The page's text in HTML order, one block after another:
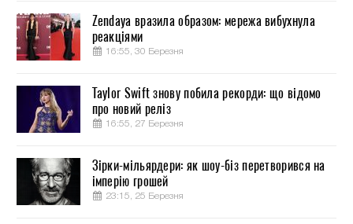
Zendaya вразила образом: мережа вибухнула
реакціями
16:55, 30 Березня
Taylor Swift знову побила рекорди: що відомо
про новий реліз
16:55, 27 Березня
Зірки-мільярдери: як шоу-біз перетворився на
імперію грошей
23:15, 25 Березня